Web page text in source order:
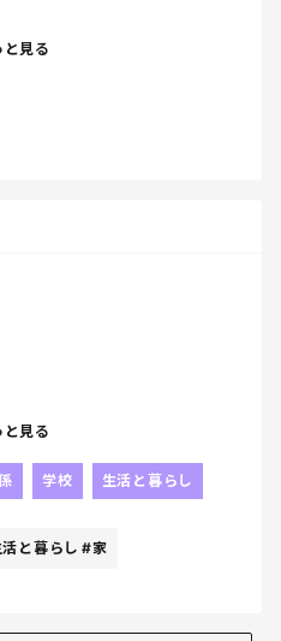
22時過ぎってなんなん。
えらいよ！
と見る
ていた通り、
！？笑
から
と見る
学校 生活と暮らし
活と暮らし #家